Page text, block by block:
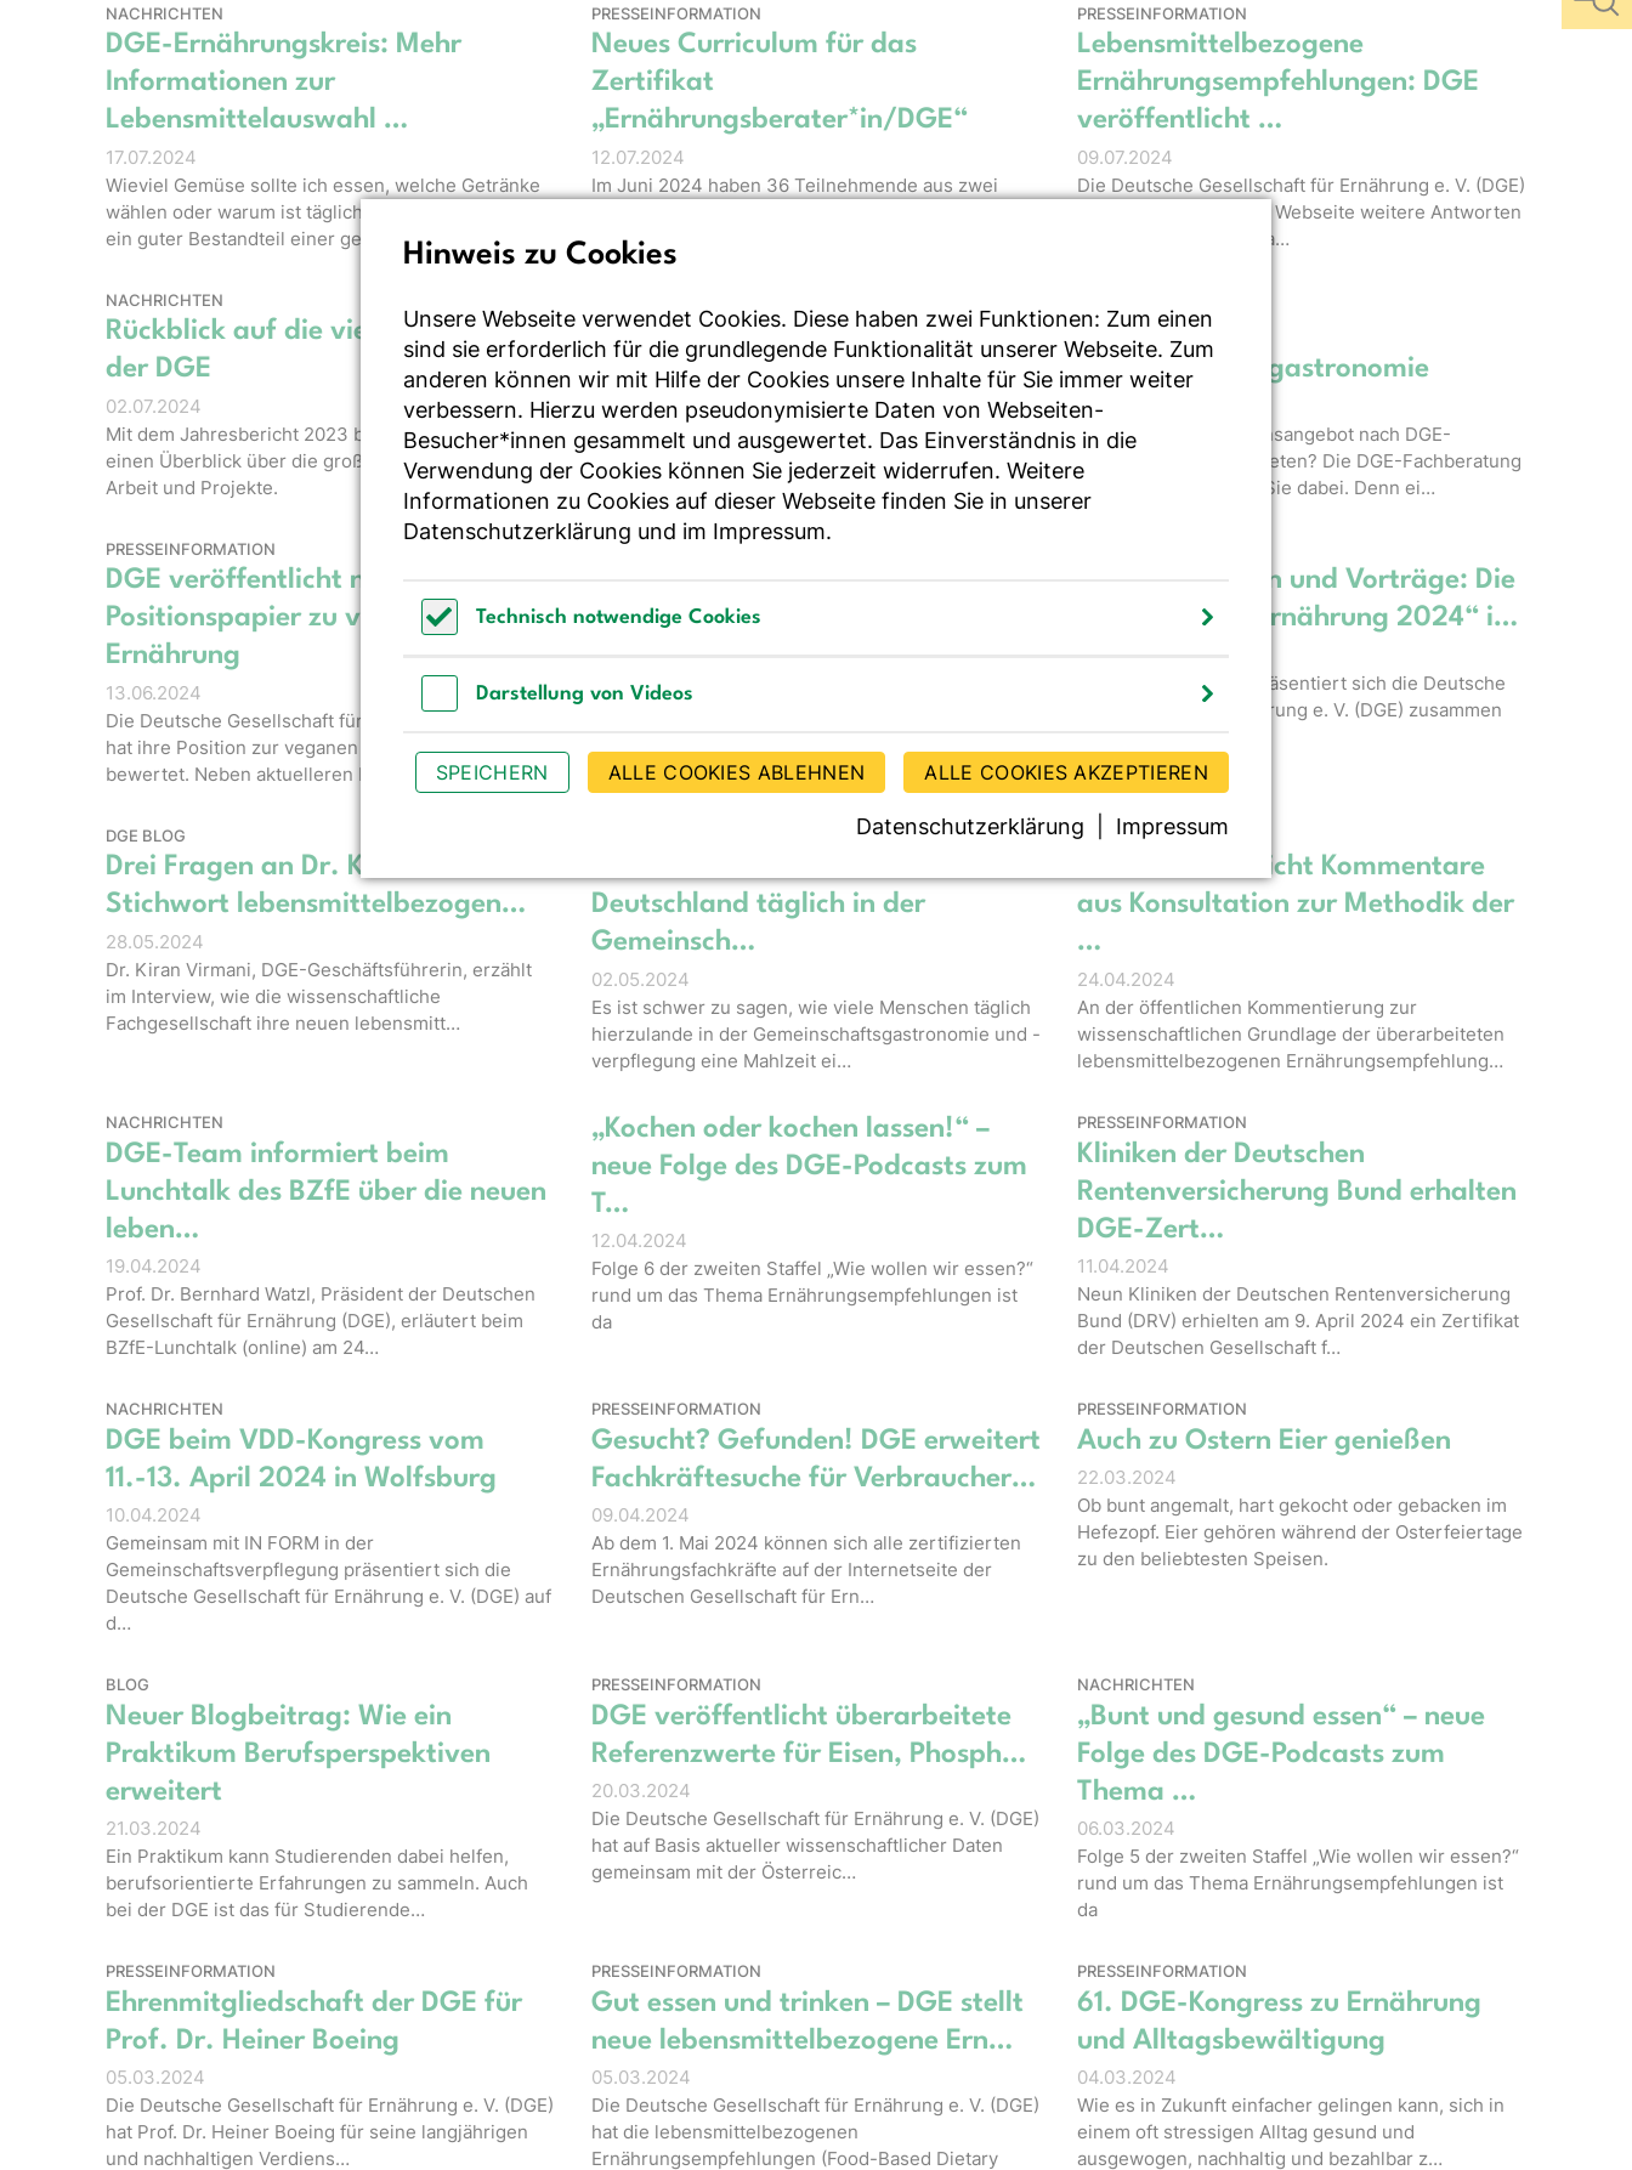
NACHRICHTEN
DGE-Ernährungskreis: Mehr
Informationen zur
Lebensmittelauswahl …
17.07.2024
Wieviel Gemüse sollte ich essen, welche Getränke
wählen oder warum ist täglicher Vollkorn-Genuss
ein guter Bestandteil einer ges…
PRESSEINFORMATION
Neues Curriculum für das
Zertifikat
„Ernährungsberater*in/DGE“
12.07.2024
Im Juni 2024 haben 36 Teilnehmende aus zwei
Abschlussprüfung bestanden. Das Besondere…
PRESSEINFORMATION
Lebensmittelbezogene
Ernährungsempfehlungen: DGE
veröffentlicht …
09.07.2024
Die Deutsche Gesellschaft für Ernährung e. V. (DGE)
veröffentlicht auf ihrer Webseite weitere Antworten
auf häufig gestellte Fra…
NACHRICHTEN
Rückblick auf die vielfältige Arbeit
der DGE
02.07.2024
Mit dem Jahresbericht 2023 bietet die DGE wieder
einen Überblick über die große Bandbreite ihrer
Arbeit und Projekte.
DGE-Infoflyer: Vegan essen – klug
kombinieren
25.06.2024
Mit der Veröffentlichung des neuen DGE-
Positionspapiers zu veganer Ernährung hat die DGE
ihren Infoflyer „Vegan essen – klug kom…
Qualität in der
Gemeinschaftsgastronomie
20.06.2024
Sie möchten ein Essensangebot nach DGE-
Qualitätsstandard anbieten? Die DGE-Fachberatung
berät und unterstützt Sie dabei. Denn ei…
PRESSEINFORMATION
DGE veröffentlicht neues
Positionspapier zu veganer
Ernährung
13.06.2024
Die Deutsche Gesellschaft für Ernährung e. V. (DGE)
hat ihre Position zur veganen Ernährung neu
bewertet. Neben aktuelleren Date…
NACHRICHTEN
aktuellen lebensmittelbezogenen
04.06.2024
Ernährungsempfehlungen „Gut essen und trinken“
sowie zum DGE-Ernährungskreis. …
Aktuelle Medien und Vorträge: Die
DGE auf der „Ernährung 2024“ i…
Vom 13. bis 14. Juni prä­sen­tiert sich die Deut­sche
Ge­sell­schaft für Er­nähr­ung e. V. (DGE) zu­sam­men
DGE BLOG
Drei Fragen an Dr. Kiran Virmani –
Stichwort lebensmittelbezogen…
28.05.2024
Dr. Kiran Virmani, DGE-Geschäftsführerin, erzählt
im Interview, wie die wissenschaftliche
Fachgesellschaft ihre neuen lebensmitt…
Deutschland täglich in der
Gemeinsch…
02.05.2024
Es ist schwer zu sagen, wie viele Menschen täglich
hierzulande in der Gemeinschaftsgastronomie und -
verpflegung eine Mahlzeit ei…
NACHRICHTEN
DGE veröffentlicht Kommentare
aus Konsultation zur Methodik der
…
24.04.2024
An der öffentlichen Kommentierung zur
wissenschaftlichen Grundlage der überarbeiteten
lebensmittelbezogenen Ernährungsempfehlung…
NACHRICHTEN
DGE-Team informiert beim
Lunchtalk des BZfE über die neuen
leben…
19.04.2024
Prof. Dr. Bernhard Watzl, Präsident der Deutschen
Gesellschaft für Ernährung (DGE), erläutert beim
BZfE-Lunchtalk (online) am 24…
„Kochen oder kochen lassen!“ –
neue Folge des DGE-Podcasts zum
T…
12.04.2024
Folge 6 der zweiten Staffel „Wie wollen wir essen?“
rund um das Thema Ernährungsempfehlungen ist
da
PRESSEINFORMATION
Kliniken der Deutschen
Rentenversicherung Bund erhalten
DGE-Zert…
11.04.2024
Neun Kliniken der Deutschen Rentenversicherung
Bund (DRV) erhielten am 9. April 2024 ein Zertifikat
der Deutschen Gesellschaft f…
NACHRICHTEN
DGE beim VDD-Kongress vom
11.-13. April 2024 in Wolfsburg
10.04.2024
Gemeinsam mit IN FORM in der
Gemeinschaftsverpflegung präsentiert sich die
Deutsche Gesellschaft für Ernährung e. V. (DGE) auf
d…
PRESSEINFORMATION
Gesucht? Gefunden! DGE erweitert
Fachkräftesuche für Verbraucher…
09.04.2024
Ab dem 1. Mai 2024 können sich alle zertifizierten
Ernährungsfachkräfte auf der Internetseite der
Deutschen Gesellschaft für Ern…
PRESSEINFORMATION
Auch zu Ostern Eier genießen
22.03.2024
Ob bunt angemalt, hart gekocht oder gebacken im
Hefezopf. Eier gehören während der Osterfeiertage
zu den beliebtesten Speisen.
BLOG
Neuer Blogbeitrag: Wie ein
Praktikum Berufsperspektiven
erweitert
21.03.2024
Ein Praktikum kann Studierenden dabei helfen,
berufsorientierte Erfahrungen zu sammeln. Auch
bei der DGE ist das für Studierende…
PRESSEINFORMATION
DGE veröffentlicht überarbeitete
Referenzwerte für Eisen, Phosph…
20.03.2024
Die Deutsche Gesellschaft für Ernährung e. V. (DGE)
hat auf Basis aktueller wissenschaftlicher Daten
gemeinsam mit der Österreic…
NACHRICHTEN
„Bunt und gesund essen“ – neue
Folge des DGE-Podcasts zum
Thema …
06.03.2024
Folge 5 der zweiten Staffel „Wie wollen wir essen?“
rund um das Thema Ernährungsempfehlungen ist
da
PRESSEINFORMATION
Ehrenmitgliedschaft der DGE für
Prof. Dr. Heiner Boeing
05.03.2024
Die Deutsche Gesellschaft für Ernährung e. V. (DGE)
hat Prof. Dr. Heiner Boeing für seine langjährigen
und nachhaltigen Verdiens…
PRESSEINFORMATION
Gut essen und trinken – DGE stellt
neue lebensmittelbezogene Ern…
05.03.2024
Die Deutsche Gesellschaft für Ernährung e. V. (DGE)
hat die lebensmittelbezogenen
Ernährungsempfehlungen (Food-Based Dietary
PRESSEINFORMATION
61. DGE-Kongress zu Ernährung
und Alltagsbewältigung
04.03.2024
Wie es in Zukunft einfacher gelingen kann, sich in
einem oft stressigen Alltag gesund und
ausgewogen, nachhaltig und bezahlbar z…
Hinweis zu Cookies
Unsere Webseite verwendet Cookies. Diese haben zwei Funktionen: Zum einen
sind sie erforderlich für die grundlegende Funktionalität unserer Webseite. Zum
anderen können wir mit Hilfe der Cookies unsere Inhalte für Sie immer weiter
verbessern. Hierzu werden pseudonymisierte Daten von Webseiten-
Besucher*innen gesammelt und ausgewertet. Das Einverständnis in die
Verwendung der Cookies können Sie jederzeit widerrufen. Weitere
Informationen zu Cookies auf dieser Webseite finden Sie in unserer
Datenschutzerklärung und im Impressum.
Technisch notwendige Cookies
Darstellung von Videos
SPEICHERN
ALLE COOKIES ABLEHNEN ALLE COOKIES AKZEPTIEREN
Datenschutzerklärung Impressum